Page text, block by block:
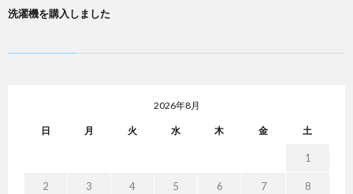
洗濯機を購入しました
2026年8月
日 月 火 水 木 金 土
1
2 3 4 5 6 7 8